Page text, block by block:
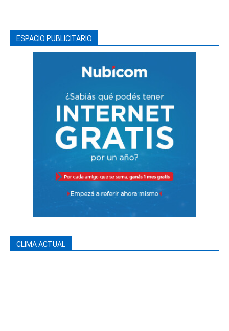
ESPACIO PUBLICITARIO
CLIMA ACTUAL